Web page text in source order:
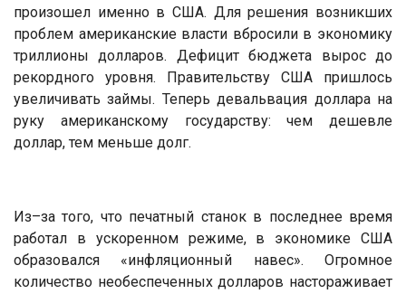
произошел именно в США. Для решения возникших
проблем американские власти вбросили в экономику
триллионы долларов. Дефицит бюджета вырос до
рекордного уровня. Правительству США пришлось
увеличивать займы. Теперь девальвация доллара на
руку американскому государству: чем дешевле
доллар, тем меньше долг.
Из–за того, что печатный станок в последнее время
работал в ускоренном режиме, в экономике США
образовался «инфляционный навес». Огромное
количество необеспеченных долларов настораживает